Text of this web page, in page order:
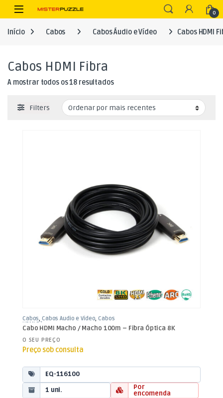
Skip to navigation
Skip to content
Open 0
Início Cabos Cabos Áudio e Vídeo Cabos HDMI
Cabos HDMI Fibra
A mostrar todos os 18 resultadosOrdenado por mais recentes
Filters
Cabos,Cabos Áudio e Vídeo,Cabos
HDMI Fibra
Cabo HDMI Macho / Macho 100m – Fibra Óptica 8K
O SEU PREÇO
Preço sob consulta
EQ-116100
1 uni.
Por
encomenda